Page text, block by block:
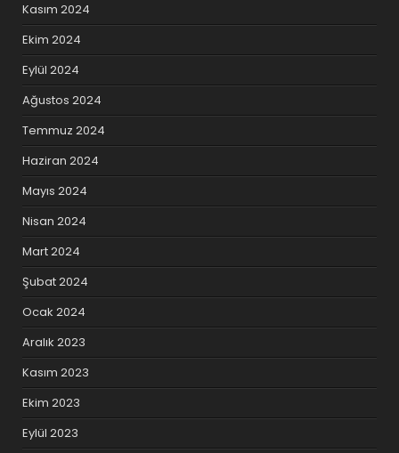
Kasım 2024
Ekim 2024
Eylül 2024
Ağustos 2024
Temmuz 2024
Haziran 2024
Mayıs 2024
Nisan 2024
Mart 2024
Şubat 2024
Ocak 2024
Aralık 2023
Kasım 2023
Ekim 2023
Eylül 2023